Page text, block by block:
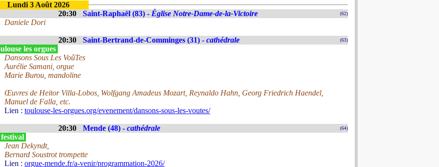
Lundi 3 Août 2026
20:30
Saint-Raphaël (83) - Église Notre-Dame-de-la-Victoire (62)
Daniele Dori
20:30 Saint-Bertrand-de-Comminges (31) - cathédrale (63)
les orgues
Dansons Sous Les VoûTes
Aurélie Samani, orgue
Marie Burou, mandoline
Œuvres de Heitor Villa-Lobos, Wolfgang Amadeus Mozart, Reynaldo Hahn, Georg Friedrich Haendel,
Manuel de Falla, etc.
Lien : toulouse-les-orgues.org/evenement/dansons-sous-les-voutes/
20:30 Mende (48) - cathédrale (64)
Jean Dekyndt,
Bernard Soustrot trompette
Lien : orgue-mende.fr/a-venir/programmation-2026/